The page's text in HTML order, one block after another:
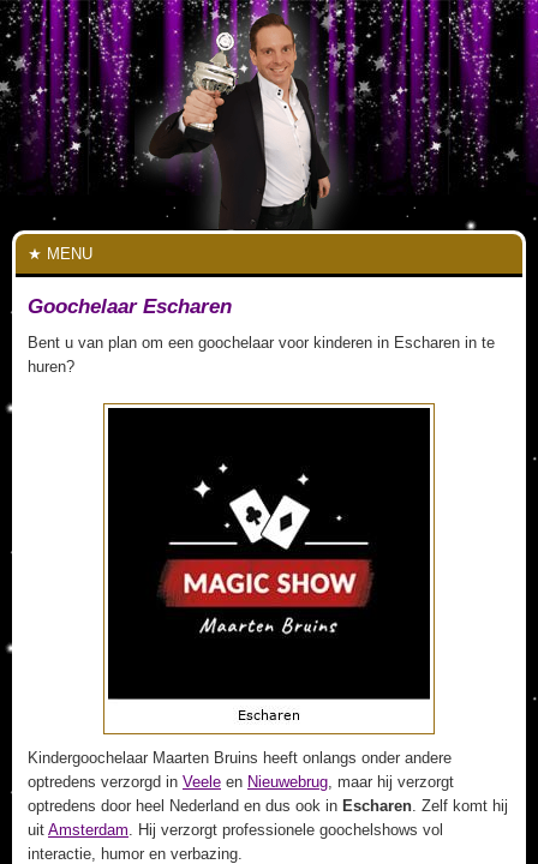
MENU
Goochelaar Escharen
Bent u van plan om een goochelaar voor kinderen in Escharen in te
huren?
Kindergoochelaar Maarten Bruins heeft onlangs onder andere
optredens verzorgd in Veele en Nieuwebrug, maar hij verzorgt
optredens door heel Nederland en dus ook in Escharen. Zelf komt hij
uit Amsterdam. Hij verzorgt professionele goochelshows vol
interactie, humor en verbazing.